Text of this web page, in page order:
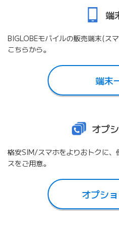
端
BIGLOBEモバイルの販売端末(ス
こちらから。
端末
オプ
格安SIM/スマホをよりおトクに、
スをご用意。
オプシ